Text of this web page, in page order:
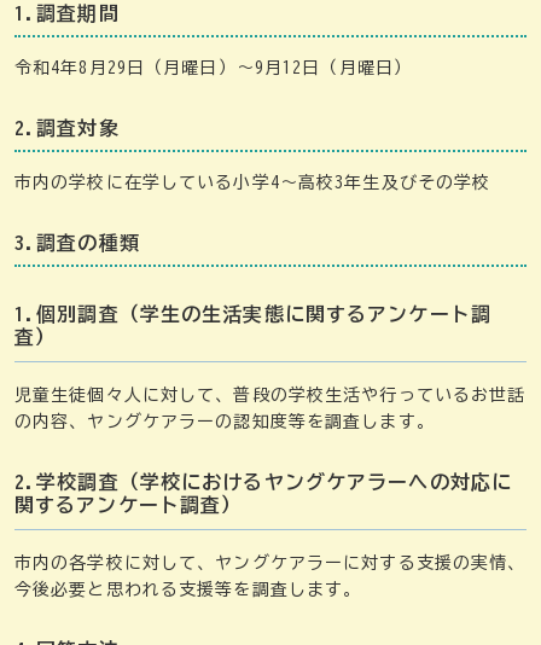
1.調査期間
令和4年8月29日（月曜日）～9月12日（月曜日）
2.調査対象
市内の学校に在学している小学4～高校3年生及びその学校
3.調査の種類
1.個別調査（学生の生活実態に関するアンケート調
査）
児童生徒個々人に対して、普段の学校生活や行っているお世話
の内容、ヤングケアラーの認知度等を調査します。
2.学校調査（学校におけるヤングケアラーへの対応に
関するアンケート調査）
市内の各学校に対して、ヤングケアラーに対する支援の実情、
今後必要と思われる支援等を調査します。